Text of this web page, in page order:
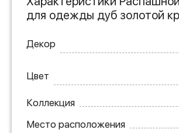
для одежды дуб золотой
Декор
Цвет
Коллекция
Место расположения